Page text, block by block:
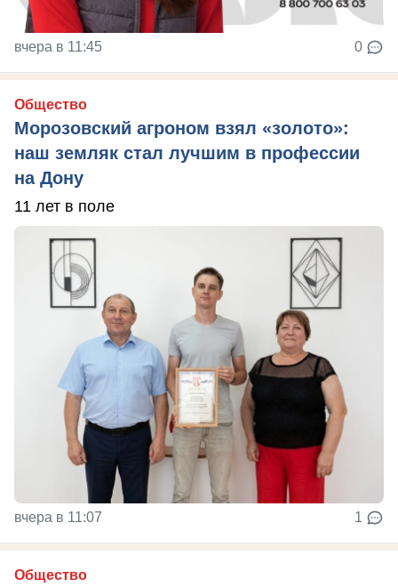
вчера в 11:45 0
Общество
Морозовский агроном взял «золото»:
наш земляк стал лучшим в профессии
на Дону
11 лет в поле
вчера в 11:07 1
Общество